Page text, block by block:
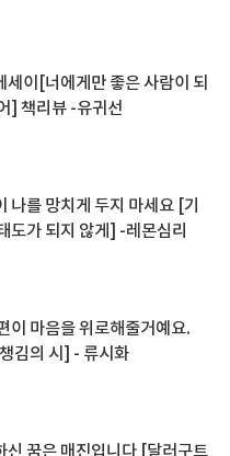
세이[너에게만 좋은 사람이 되
] 책리뷰 -유귀선
나를 망치게 두지 마세요 [기
도가 되지 않게] -레몬심리
이 마음을 위로해줄거예요.
김의 시] - 류시화
신 꿈은 매진입니다 [달러구트